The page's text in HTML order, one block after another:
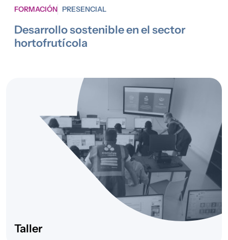
FORMACIÓN PRESENCIAL
Desarrollo sostenible en el sector
hortofrutícola
Taller